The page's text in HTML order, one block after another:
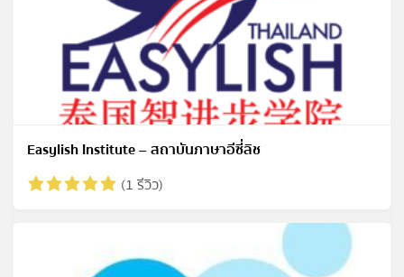
Easylish Institute – สถาบันภาษาอีซี่ลิช
(1 รีวิว)